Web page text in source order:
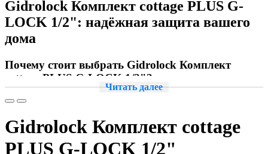
Gidrolock Комплект cottage PLUS G-
LOCK 1/2": надёжная защита вашего
дома
Почему стоит выбрать Gidrolock Комплект
cottage PLUS G-LOCK 1/2"?
Gidrolock Комплект cottage PLUS G-LOCK 1/2"
воды. Этот комплект обеспечивает надёжную и эффективную
работу, предотвращая возможные повреждения и финансовые
потери, связанные с аварийными ситуациями.
Читать далее
Gidrolock Комплект cottage
PLUS G-LOCK 1/2"